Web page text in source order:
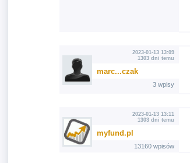
2023-01-13 13:09
1303 dni temu
marc...czak
3 wpisy
2023-01-13 13:11
1303 dni temu
myfund.pl
13160 wpisów